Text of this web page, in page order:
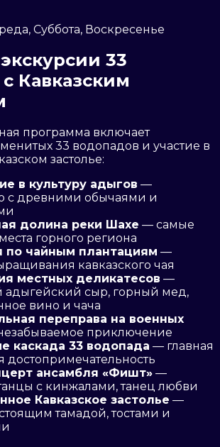
Суббота, Воскресенье
33
Кавказским
программа включает
33 водопадов и участие в
застолье:
в культуру адыгов —
с древними обычаями и
долина реки Шахе — самые
горного региона
по чайным плантациям —
кавказского чая
местных деликатесов —
сыр, горный мед,
вино и чача
переправа на военных
приключение
каскада 33 водопада — главная
достопримечательность
ансамбля «Фишт» —
с кинжалами, танец любви
Кавказское застолье —
тамадой, тостами и